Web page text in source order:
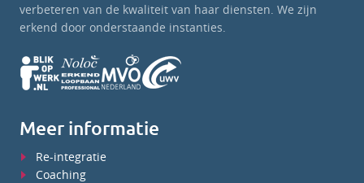
verbeteren van de kwaliteit van haar diensten. We zijn
erkend door onderstaande instanties.
Meer informatie
Re-integratie
Coaching